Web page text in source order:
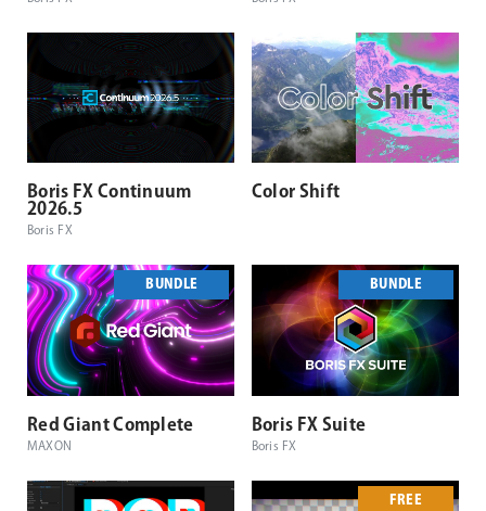
Boris FX Continuum
2026.5
Boris FX
Color Shift
BUNDLE
Red Giant Complete
MAXON
BUNDLE
Boris FX Suite
Boris FX
FREE